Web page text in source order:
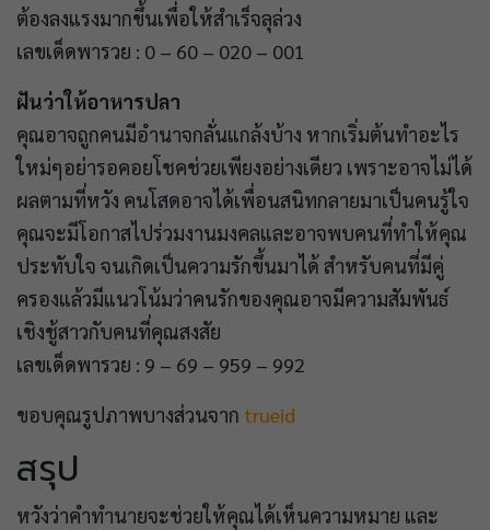
ต้องลงแรงมากขึ้นเพื่อให้สำเร็จลุล่วง
เลขเด็ดพารวย : 0 – 60 – 020 – 001
ฝันว่าให้อาหารปลา
คุณอาจถูกคนมีอำนาจกลั่นแกล้งบ้าง หากเริ่มต้นทำอะไร
ใหม่ๆอย่ารอคอยโชคช่วยเพียงอย่างเดียว เพราะอาจไม่ได้
ผลตามที่หวัง คนโสดอาจได้เพื่อนสนิทกลายมาเป็นคนรู้ใจ
คุณจะมีโอกาสไปร่วมงานมงคลและอาจพบคนที่ทำให้คุณ
ประทับใจ จนเกิดเป็นความรักขึ้นมาได้ สำหรับคนที่มีคู่
ครองแล้วมีแนวโน้มว่าคนรักของคุณอาจมีความสัมพันธ์
เชิงชู้สาวกับคนที่คุณสงสัย
เลขเด็ดพารวย : 9 – 69 – 959 – 992
ขอบคุณรูปภาพบางส่วนจาก trueid
สรุป
หวังว่าคำทำนายจะช่วยให้คุณได้เห็นความหมาย และ